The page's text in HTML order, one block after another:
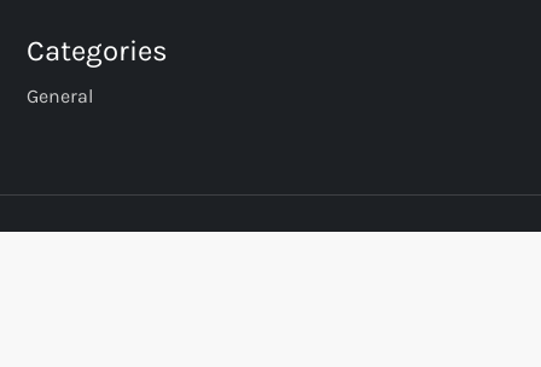
Categories
General